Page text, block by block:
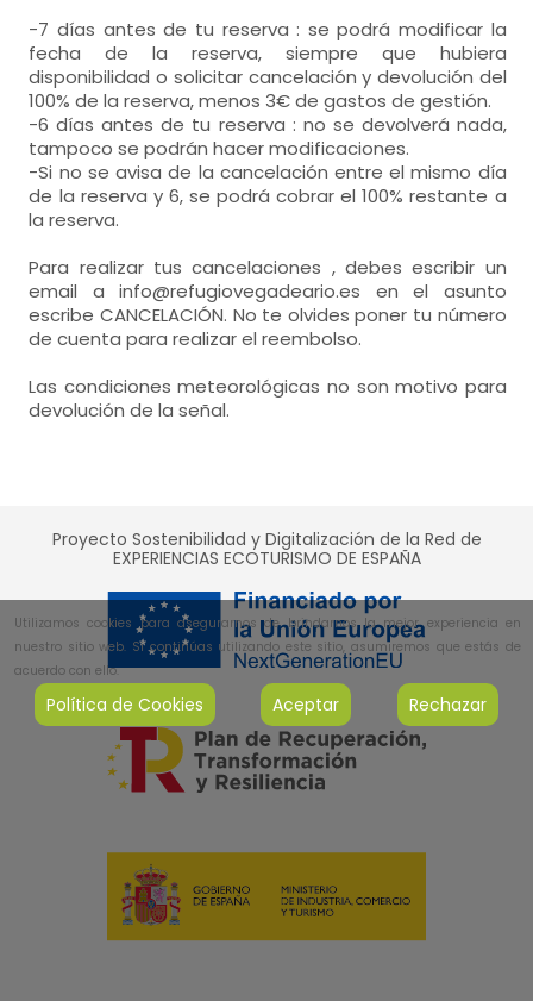
-7 días antes de tu reserva : se podrá modificar la
fecha de la reserva, siempre que hubiera
disponibilidad o solicitar cancelación y devolución del
100% de la reserva, menos 3€ de gastos de gestión.
-6 días antes de tu reserva : no se devolverá nada,
tampoco se podrán hacer modificaciones.
-Si no se avisa de la cancelación entre el mismo día
de la reserva y 6, se podrá cobrar el 100% restante a
la reserva.
Para realizar tus cancelaciones , debes escribir un
email a info@refugiovegadeario.es en el asunto
escribe CANCELACIÓN. No te olvides poner tu número
de cuenta para realizar el reembolso.
Las condiciones meteorológicas no son motivo para
devolución de la señal.
Proyecto Sostenibilidad y Digitalización de la Red de
EXPERIENCIAS ECOTURISMO DE ESPAÑA
Utilizamos cookies para asegurarnos de brindarnos la mejor experiencia en
nuestro sitio web. Si continúas utilizando este sitio, asumiremos que estás de
acuerdo con ello.
Política de Cookies Aceptar Rechazar